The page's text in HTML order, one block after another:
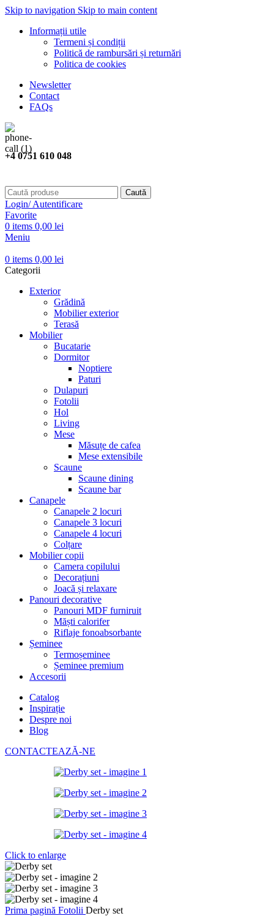
Skip to navigation Skip to main content
Informații utile
Termeni și condiții
Politică de rambursări și returnări
Politica de cookies
Newsletter
Contact
FAQs
+4 0751 610 048
Caută
Login/ Autentificare
Favorite
0 items 0,00 lei
Meniu
0 items 0,00 lei
Categorii
Exterior
Grădină
Mobilier exterior
Terasă
Mobilier
Bucatarie
Dormitor
Noptiere
Paturi
Dulapuri
Fotolii
Hol
Living
Mese
Măsuțe de cafea
Mese extensibile
Scaune
Scaune dining
Scaune bar
Canapele
Canapele 2 locuri
Canapele 3 locuri
Canapele 4 locuri
Colțare
Mobilier copii
Camera copilului
Decorațiuni
Joacă și relaxare
Panouri decorative
Panouri MDF furniruit
Măști calorifer
Riflaje fonoabsorbante
Șeminee
Termoșeminee
Șeminee premium
Accesorii
Catalog
Inspirație
Despre noi
Blog
CONTACTEAZĂ-NE
Click to enlarge
Prima pagină Fotolii Derby set